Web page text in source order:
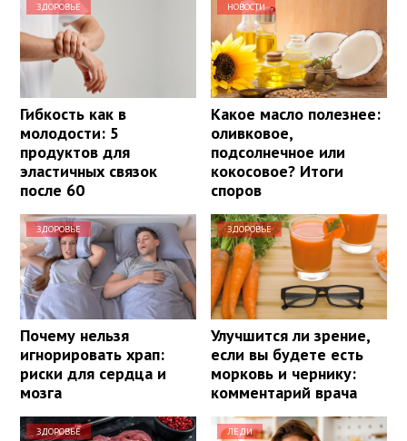
ЗДОРОВЬЕ
Гибкость как в
молодости: 5
продуктов для
эластичных связок
после 60
НОВОСТИ
Какое масло полезнее:
оливковое,
подсолнечное или
кокосовое? Итоги
споров
ЗДОРОВЬЕ
Почему нельзя
игнорировать храп:
риски для сердца и
мозга
ЗДОРОВЬЕ
Улучшится ли зрение,
если вы будете есть
морковь и чернику:
комментарий врача
ЗДОРОВЬЕ ЛЕДИ